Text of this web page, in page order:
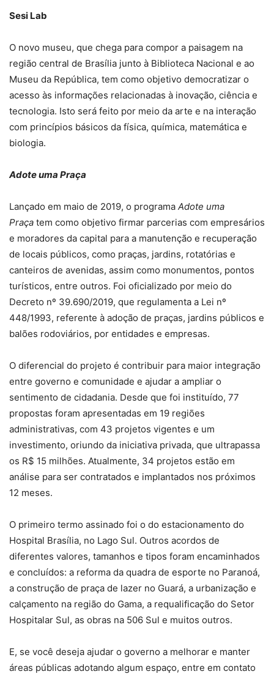
Sesi Lab
O novo museu, que chega para compor a paisagem na
região central de Brasília junto à Biblioteca Nacional e ao
Museu da República, tem como objetivo democratizar o
acesso às informações relacionadas à inovação, ciência e
tecnologia. Isto será feito por meio da arte e na interação
com princípios básicos da física, química, matemática e
biologia.
Adote uma Praça
Lançado em maio de 2019, o programa Adote uma
Praça tem como objetivo firmar parcerias com empresários
e moradores da capital para a manutenção e recuperação
de locais públicos, como praças, jardins, rotatórias e
canteiros de avenidas, assim como monumentos, pontos
turísticos, entre outros. Foi oficializado por meio do
Decreto nº 39.690/2019, que regulamenta a Lei nº
448/1993, referente à adoção de praças, jardins públicos e
balões rodoviários, por entidades e empresas.
O diferencial do projeto é contribuir para maior integração
entre governo e comunidade e ajudar a ampliar o
sentimento de cidadania. Desde que foi instituído, 77
propostas foram apresentadas em 19 regiões
administrativas, com 43 projetos vigentes e um
investimento, oriundo da iniciativa privada, que ultrapassa
os R$ 15 milhões. Atualmente, 34 projetos estão em
análise para ser contratados e implantados nos próximos
12 meses.
O primeiro termo assinado foi o do estacionamento do
Hospital Brasília, no Lago Sul. Outros acordos de
diferentes valores, tamanhos e tipos foram encaminhados
e concluídos: a reforma da quadra de esporte no Paranoá,
a construção de praça de lazer no Guará, a urbanização e
calçamento na região do Gama, a requalificação do Setor
Hospitalar Sul, as obras na 506 Sul e muitos outros.
E, se você deseja ajudar o governo a melhorar e manter
áreas públicas adotando algum espaço, entre em contato